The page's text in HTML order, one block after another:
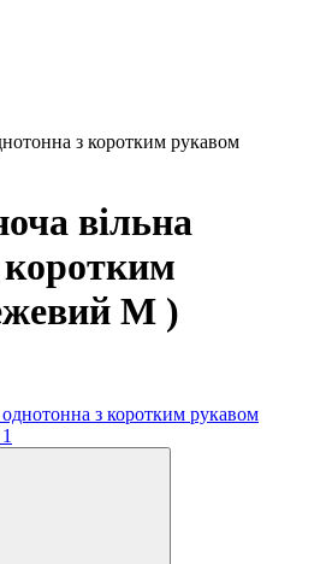
з коротким рукавом
вільна
коротким
M )